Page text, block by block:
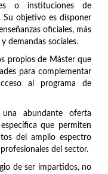
o instituciones de
Su objetivo es disponer
oficiales, más
demandas sociales.
propios de Máster que
para complementar
al programa de
abundante oferta
que permiten
del amplio espectro
del sector.
de ser impartidos, no